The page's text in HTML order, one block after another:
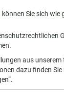
Sie sich wie
aus
dazu finden